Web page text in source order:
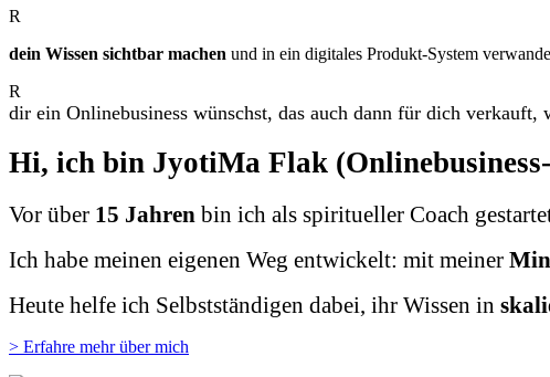
R
dein Wissen sichtbar machen und in ein digitales Produkt-System
R
dir ein Onlinebusiness wünschst, das auch dann für dich
Hi, ich bin JyotiMa Flak
Vor über 15 Jahren bin ich als spiritueller Coach
Ich habe meinen eigenen Weg entwickelt: mit meiner
Heute helfe ich Selbstständigen dabei, ihr Wissen in
> Erfahre mehr über mich